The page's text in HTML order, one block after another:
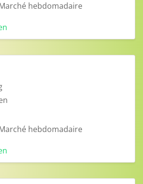
hebdomadaire
hebdomadaire